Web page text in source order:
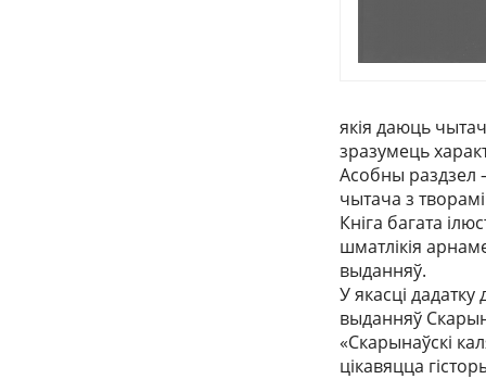
якія даюць
зразумець
Асобны раздзел
чытача з творамі
Кніга багата
шматлікія
выданняў.
У якасці
выданняў
«Скарынаўскі
цікавяцца